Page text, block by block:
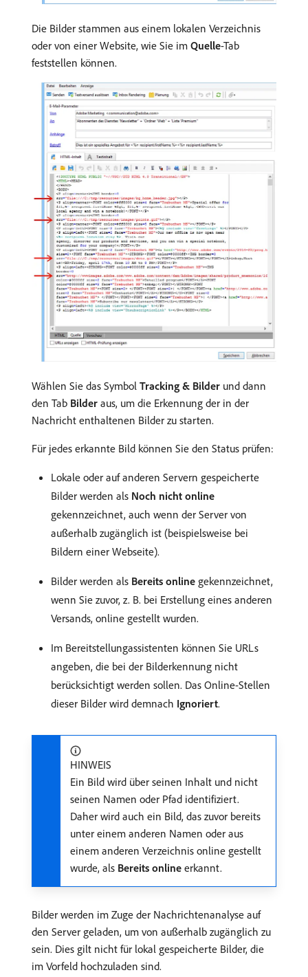
Die Bilder stammen aus einem lokalen Verzeichnis
oder von einer Website, wie Sie im Quelle-Tab
feststellen können.
Wählen Sie das Symbol Tracking & Bilder und dann
den Tab Bilder aus, um die Erkennung der in der
Nachricht enthaltenen Bilder zu starten.
Für jedes erkannte Bild können Sie den Status prüfen:
Lokale oder auf anderen Servern gespeicherte
Bilder werden als Noch nicht online
gekennzeichnet, auch wenn der Server von
außerhalb zugänglich ist (beispielsweise bei
Bildern einer Webseite).
Bilder werden als Bereits online gekennzeichnet,
wenn Sie zuvor, z. B. bei Erstellung eines anderen
Versands, online gestellt wurden.
Im Bereitstellungassistenten können Sie URLs
angeben, die bei der Bilderkennung nicht
berücksichtigt werden sollen. Das Online-Stellen
dieser Bilder wird demnach Ignoriert.
HINWEIS
Ein Bild wird über seinen Inhalt und nicht
seinen Namen oder Pfad identifiziert.
Daher wird auch ein Bild, das zuvor bereits
unter einem anderen Namen oder aus
einem anderen Verzeichnis online gestellt
wurde, als Bereits online erkannt.
Bilder werden im Zuge der Nachrichtenanalyse auf
den Server geladen, um von außerhalb zugänglich zu
sein. Dies gilt nicht für lokal gespeicherte Bilder, die
im Vorfeld hochzuladen sind.